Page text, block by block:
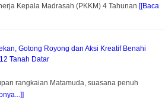
Kepala Madrasah (PKKM) 4 Tahunan [[Baca
Gotong Royong dan Aksi Kreatif Benahi
Tanah Datar
rangkaian Matamuda, suasana penuh